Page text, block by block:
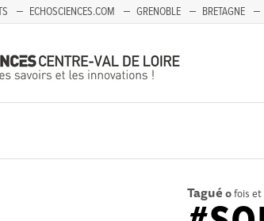
ECHOSCIENCES.COM GRENOBLE BRETAGNE
Tagué 0fois